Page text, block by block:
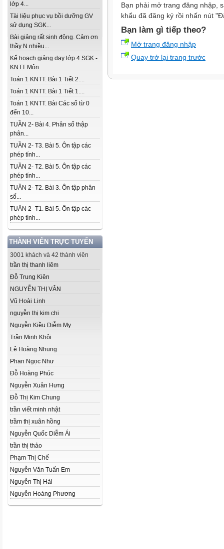
lớp 4...
Tài liệu phục vụ bồi dưỡng GV
sử dụng SGK...
Bài giảng rất sinh động. Cảm ơn
thầy N nhiều...
Kế hoạch giảng dạy lớp 4 SGK -
KNTT Môn...
Toán 1 KNTT. Bài 1 Tiết 2....
Toán 1 KNTT. Bài 1 Tiết 1....
Toán 1 KNTT. Bài Các số từ 0
đến 10...
TUẦN 2- Bài 4. Phân số thập
phân...
TUẦN 2- T3. Bài 5. Ôn tập các
phép tính...
TUẦN 2- T2. Bài 5. Ôn tập các
phép tính...
TUẦN 2- T2. Bài 3. Ôn tập phân
số...
TUẦN 2- T1. Bài 5. Ôn tập các
phép tính...
THÀNH VIÊN TRỰC TUYẾN
3001 khách và 42 thành viên
trần thị thanh liêm
Đỗ Trung Kiên
NGUYỄN THỊ VÂN
Vũ Hoài Linh
nguyễn thị kim chi
Nguyễn Kiều Diễm My
Trần Minh Khôi
Lê Hoàng Nhung
Phan Ngọc Như
Đỗ Hoàng Phúc
Nguyễn Xuân Hưng
Đỗ Thị Kim Chung
trần viết minh nhật
trầm thị xuân hồng
Nguyễn Quốc Diễm Ái
trần thị thảo
Phạm Thị Chế
Nguyễn Văn Tuấn Em
Nguyễn Thị Hải
Nguyễn Hoàng Phương
Bạn phải mở trang đăng nhập,
khẩu đã đăng ký rồi nhấn nút
Bạn làm gì tiếp theo?
Mở trang đăng nhập
Quay trở lại trang trước